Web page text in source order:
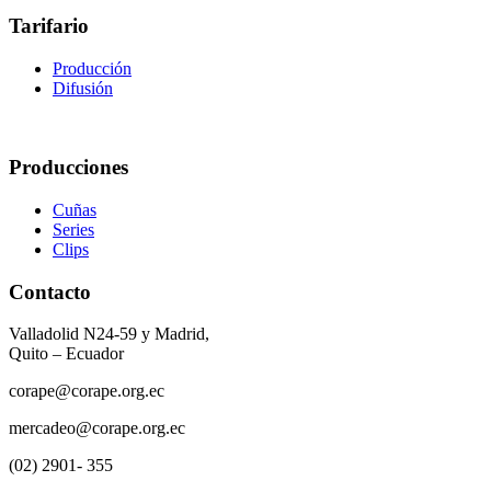
Tarifario
Producción
Difusión
Producciones
Cuñas
Series
Clips
Contacto
Valladolid N24-59 y Madrid,
Quito – Ecuador
corape@corape.org.ec
mercadeo@corape.org.ec
(02) 2901- 355